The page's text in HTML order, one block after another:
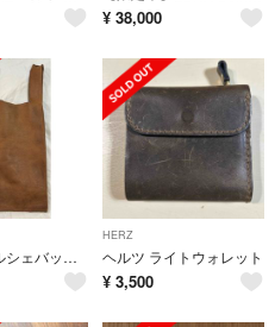
¥ 38,000
PLANT マルシェバッグ+マルシェホルダー ツイストレザー Gray
HERZ
ヘルツ ライトウォレット
¥ 3,500